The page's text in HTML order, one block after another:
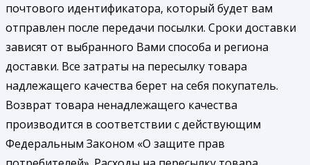
почтового идентификатора, который будет вам
отправлен после передачи посылки. Сроки доставки
зависят от выбранного Вами способа и региона
доставки. Все затраты на пересылку товара
надлежащего качества берет на себя покупатель.
Возврат товара ненадлежащего качества
производится в соответствии с действующим
Федеральным Законом «О защите прав